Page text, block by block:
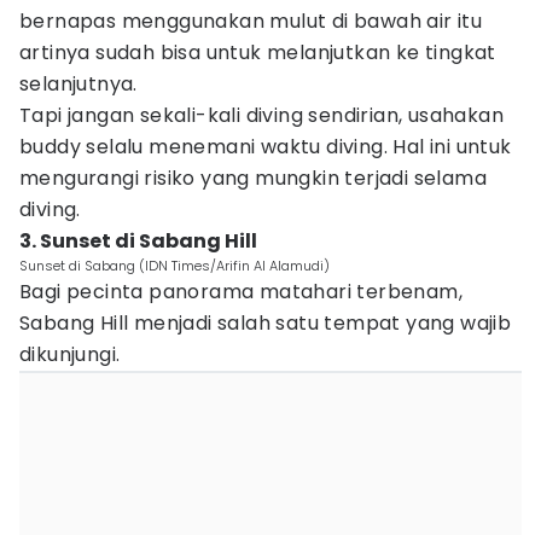
bernapas menggunakan mulut di bawah air itu
artinya sudah bisa untuk melanjutkan ke tingkat
selanjutnya.
Tapi jangan sekali-kali diving sendirian, usahakan
buddy selalu menemani waktu diving. Hal ini untuk
mengurangi risiko yang mungkin terjadi selama
diving.
3. Sunset di Sabang Hill
Sunset di Sabang (IDN Times/Arifin Al Alamudi)
Bagi pecinta panorama matahari terbenam,
Sabang Hill menjadi salah satu tempat yang wajib
dikunjungi.